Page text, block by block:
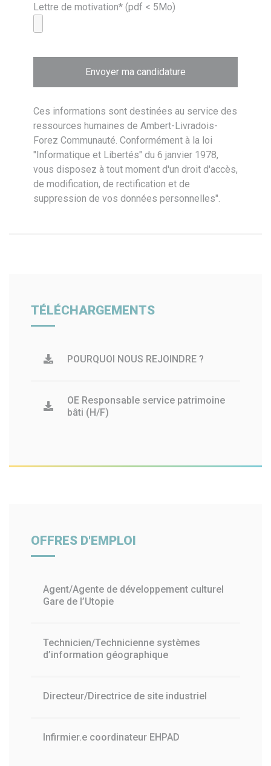
Lettre de motivation* (pdf < 5Mo)
Ces informations sont destinées au service des
ressources humaines de Ambert-Livradois-
Forez Communauté. Conformément à la loi
"Informatique et Libertés" du 6 janvier 1978,
vous disposez à tout moment d'un droit d'accès,
de modification, de rectification et de
suppression de vos données personnelles".
TÉLÉCHARGEMENTS
POURQUOI NOUS REJOINDRE ?
OE Responsable service patrimoine
bâti (H/F)
OFFRES D'EMPLOI
Agent/Agente de développement culturel
Gare de l’Utopie
Technicien/Technicienne systèmes
d’information géographique
Directeur/Directrice de site industriel
Infirmier.e coordinateur EHPAD